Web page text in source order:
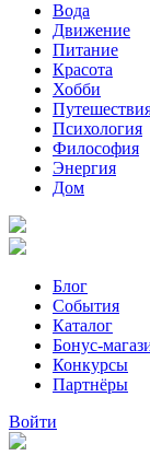
Вода
Движение
Питание
Красота
Хобби
Психология
Философия
Энергия
Дом
Блог
События
Каталог
Бонус-
Конкурсы
Партнёры
Войти